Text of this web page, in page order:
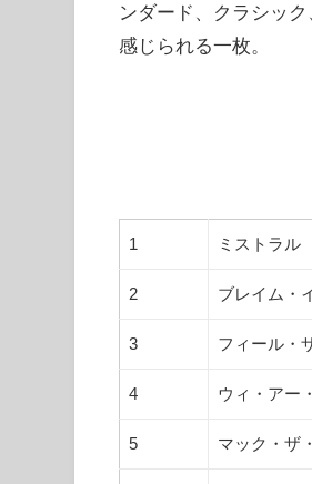
ンダード、クラシッ
感じられる一枚。
1 ミストラル
2 ブレイム・
3 フィール・
4 ウィ・アー
5 マック・ザ